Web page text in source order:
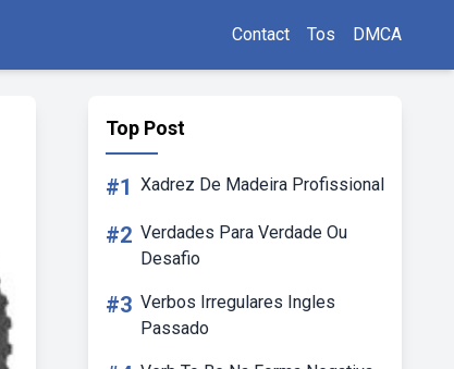
Contact Tos DMCA
Top Post
#1 Xadrez De Madeira Profissional
#2 Verdades Para Verdade Ou
Desafio
#3 Verbos Irregulares Ingles
Passado